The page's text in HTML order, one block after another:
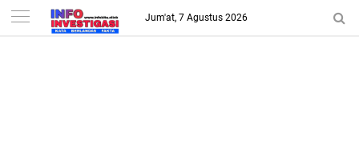
-->
Jum'at, 7 Agustus 2026